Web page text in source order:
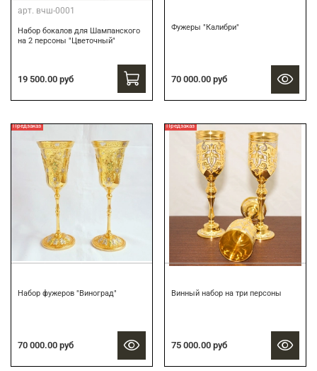
арт. вчш-0001
Набор бокалов для Шампанского
на 2 персоны "Цветочный"
19 500.00 руб
Фужеры "Калибри"
70 000.00 руб
Предзаказ
Набор фужеров "Виноград"
70 000.00 руб
Предзаказ
Винный набор на три персоны
75 000.00 руб